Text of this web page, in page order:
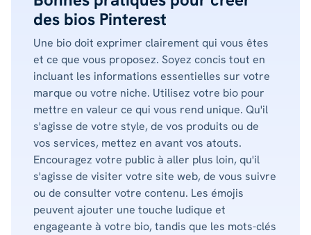
des bios Pinterest
Une bio doit exprimer clairement qui vous êtes
et ce que vous proposez. Soyez concis tout en
incluant les informations essentielles sur votre
marque ou votre niche. Utilisez votre bio pour
mettre en valeur ce qui vous rend unique. Qu'il
s'agisse de votre style, de vos produits ou de
vos services, mettez en avant vos atouts.
Encouragez votre public à aller plus loin, qu'il
s'agisse de visiter votre site web, de vous suivre
ou de consulter votre contenu. Les émojis
peuvent ajouter une touche ludique et
engageante à votre bio, tandis que les mots-clés